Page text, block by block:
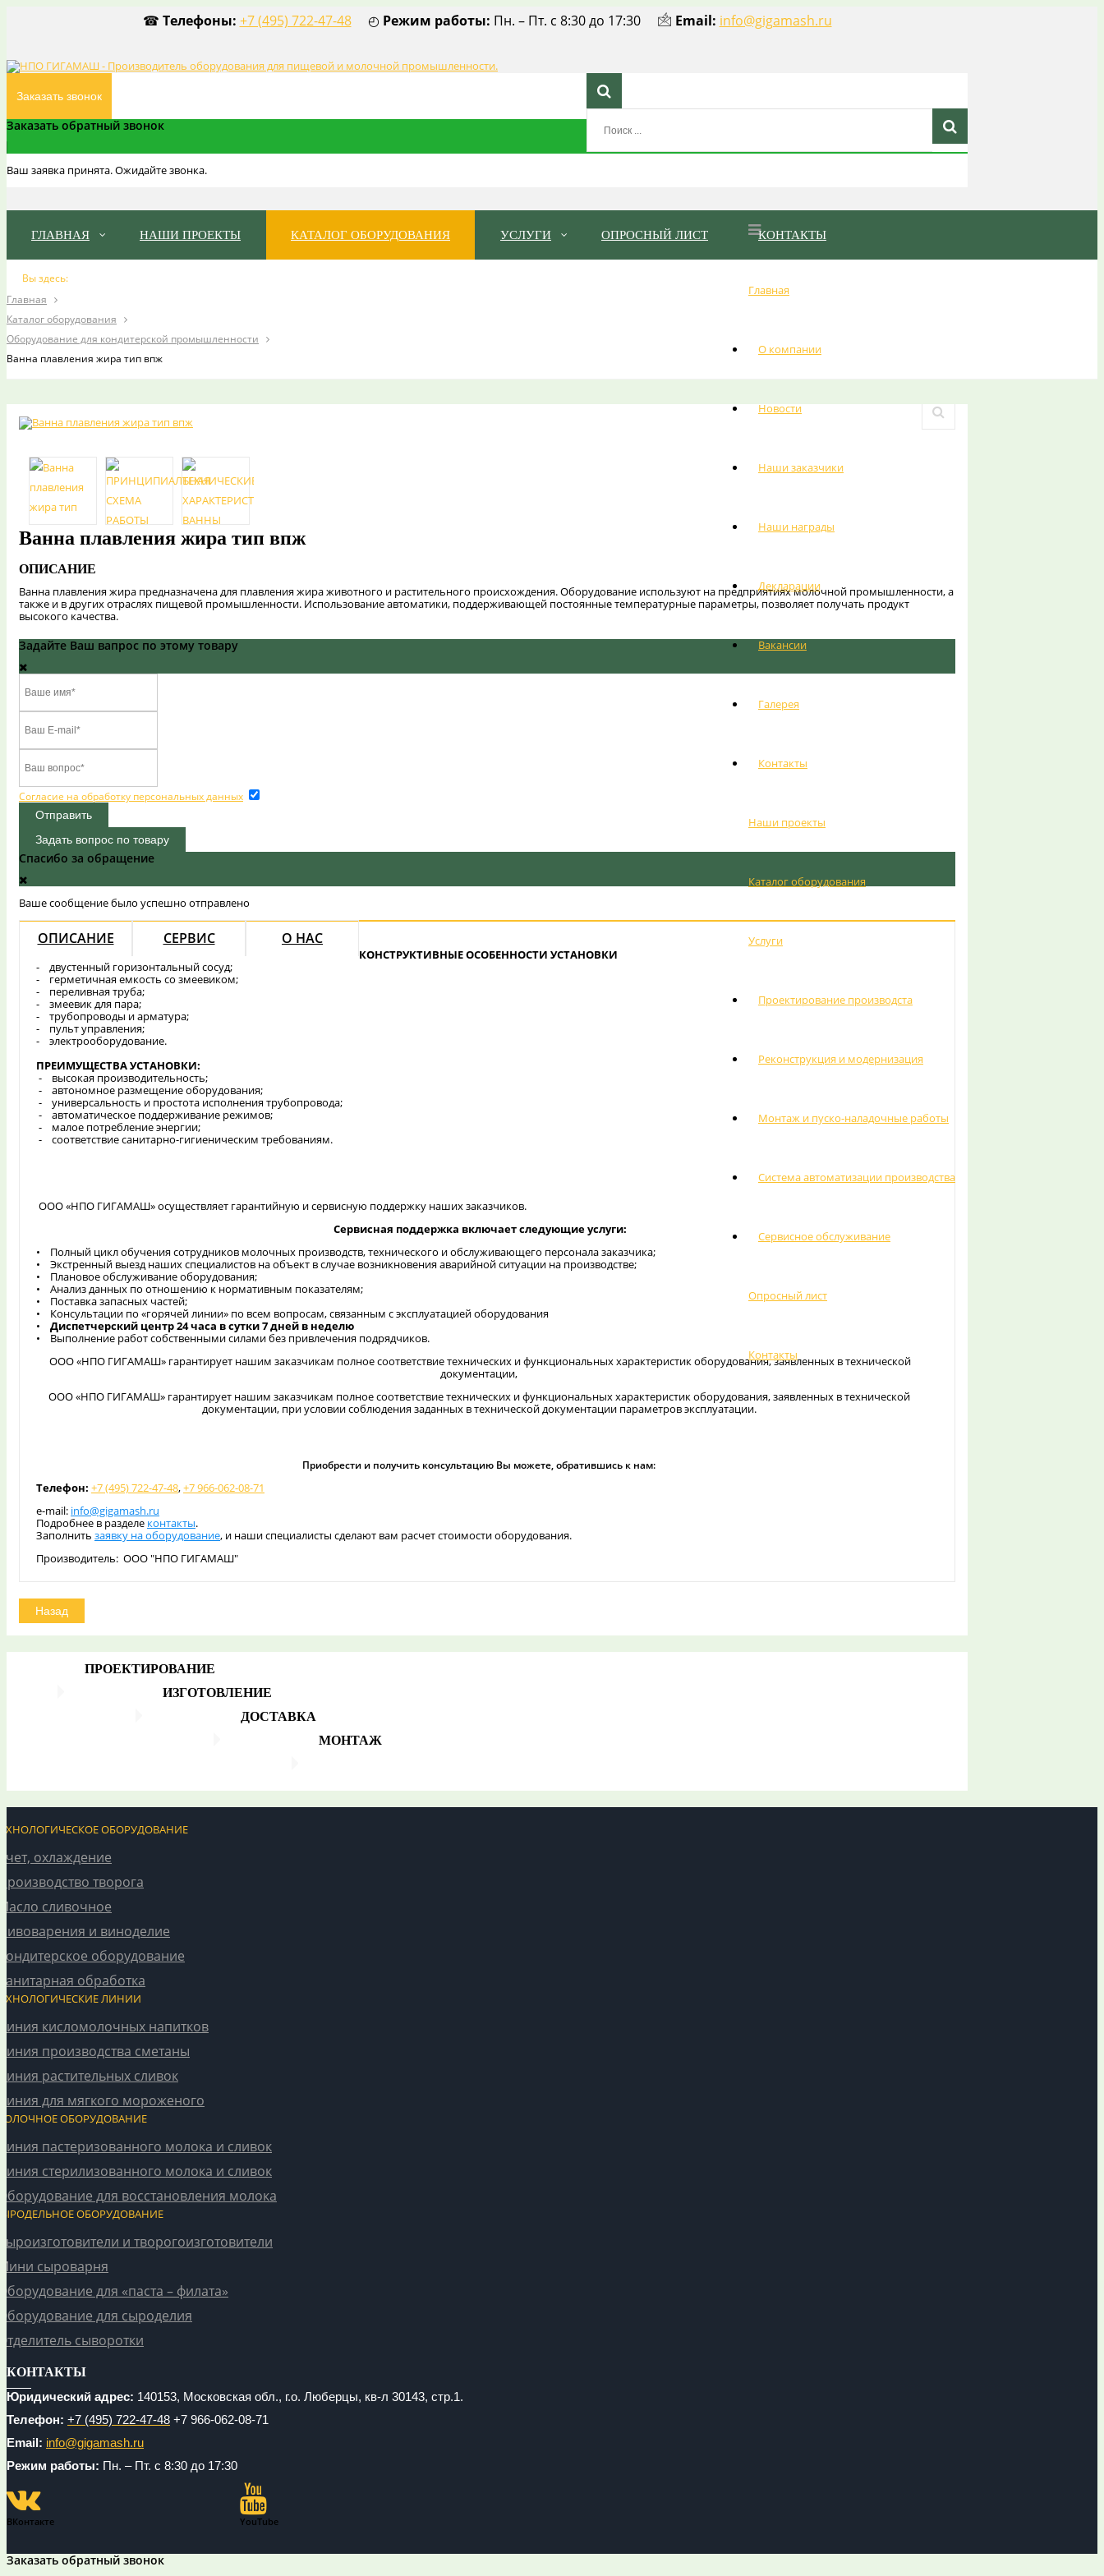
☎ Телефоны: +7 (495) 722-47-48◴ Режим работы: Пн. – Пт. с 8:30 до 17:30 🖄 Email: info@gigamash.ru
Заказать звонок
Заказать обратный звонок
Ваш заявка принята. Ожидайте звонка.
ГЛАВНАЯ НАШИ ПРОЕКТЫ КАТАЛОГ ОБОРУДОВАНИЯ УСЛУГИ ОПРОСНЫЙ ЛИСТ КОНТАКТЫ
Главная
О компании
Новости
Наши заказчики
Наши награды
Декларации
Вакансии
Галерея
Контакты
Наши проекты
Каталог оборудования
Услуги
Проектирование производста
Реконструкция и модернизация
Монтаж и пуско-наладочные работы
Система автоматизации производства
Сервисное обслуживание
Опросный лист
Контакты
Вы здесь:
Главная
Каталог оборудования
Оборудование для кондитерской промышленности
Ванна плавления жира тип впж
Ванна плавления жира тип впж
ОПИСАНИЕ
Ванна плавления жира предназначена для плавления жира животного и растительного происхождения. Оборудование используют на предприятиях молочной промышленности, а
также и в других отраслях пищевой промышленности. Использование автоматики, поддерживающей постоянные температурные параметры, позволяет получать продукт
высокого качества.
Задайте Ваш вапрос по этому товару
Согласие на обработку персональных данных
Отправить
Задать вопрос по товару
Спасибо за обращение
Ваше сообщение было успешно отправлено
ОПИСАНИЕ СЕРВИС О НАС
КОНСТРУКТИВНЫЕ ОСОБЕННОСТИ УСТАНОВКИ
- двустенный горизонтальный сосуд;
- герметичная емкость со змеевиком;
- переливная труба;
- змеевик для пара;
- трубопроводы и арматура;
- пульт управления;
- электрооборудование.
ПРЕИМУЩЕСТВА УСТАНОВКИ:
- высокая производительность;
- автономное размещение оборудования;
- универсальность и простота исполнения трубопровода;
- автоматическое поддерживание режимов;
- малое потребление энергии;
- соответствие санитарно-гигиеническим требованиям.
ООО «НПО ГИГАМАШ» осуществляет гарантийную и сервисную поддержку наших заказчиков.
Сервисная поддержка включает следующие услуги:
• Полный цикл обучения сотрудников молочных производств, технического и обслуживающего персонала заказчика;
• Экстренный выезд наших специалистов на объект в случае возникновения аварийной ситуации на производстве;
• Плановое обслуживание оборудования;
• Анализ данных по отношению к нормативным показателям;
• Поставка запасных частей;
• Консультации по «горячей линии» по всем вопросам, связанным с эксплуатацией оборудования
• Диспетчерский центр 24 часа в сутки 7 дней в неделю
• Выполнение работ собственными силами без привлечения подрядчиков.
ООО «НПО ГИГАМАШ» гарантирует нашим заказчикам полное соответствие технических и функциональных характеристик оборудования, заявленных в технической
документации,
ООО «НПО ГИГАМАШ» гарантирует нашим заказчикам полное соответствие технических и функциональных характеристик оборудования, заявленных в технической
документации, при условии соблюдения заданных в технической документации параметров эксплуатации.
Приобрести и получить консультацию Вы можете, обратившись к нам:
Телефон: +7 (495) 722-47-48,+7 966-062-08-71
e-mail: info@gigamash.ru
Подробнее в разделе контакты.
Заполнить заявку на оборудование, и наши специалисты сделают вам расчет стоимости оборудования.
Производитель: ООО "НПО ГИГАМАШ"
ПРОЕКТИРОВАНИЕ
ИЗГОТОВЛЕНИЕ
ДОСТАВКА
МОНТАЖ
ОБОРУДОВАНИЕ
охлаждение
творога
сливочное
и виноделие
оборудование
обработка
ЛИНИИ
кисломолочных напитков
производства сметаны
растительных сливок
для мягкого мороженого
ОБОРУДОВАНИЕ
пастеризованного молока и сливок
стерилизованного молока и сливок
для восстановления молока
ОБОРУДОВАНИЕ
и творогоизготовители
сыроварня
для «паста – филата»
для сыроделия
сыворотки
КОНТАКТЫ
Юридический адрес: 140153, Московская обл., г.о. Люберцы, кв-л 30143, стр.1.
Телефон: +7 (495) 722-47-48 +7 966-062-08-71
Email: info@gigamash.ru
Режим работы: Пн. – Пт. с 8:30 до 17:30
ВКонтакте YouTube
Заказать обратный звонок